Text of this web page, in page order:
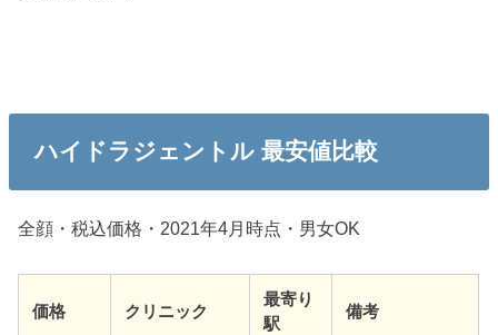
ハイドラジェントル 最安値比較
全顔・税込価格・2021年4月時点・男女OK
価格 クリニック
最寄り
駅
備考